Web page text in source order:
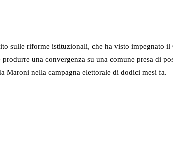
sulle riforme istituzionali, che ha visto impegnato il
una convergenza su una comune presa di
Maroni nella campagna elettorale di dodici mesi fa.